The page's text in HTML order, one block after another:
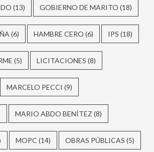
(13) GOBIERNO DE MARITO (18)
(6) HAMBRE CERO (6) IPS (18)
(5) LICITACIONES (8)
MARCELO PECCI (9)
MARIO ABDO BENÍTEZ (8)
MOPC (14) OBRAS PÚBLICAS (5)